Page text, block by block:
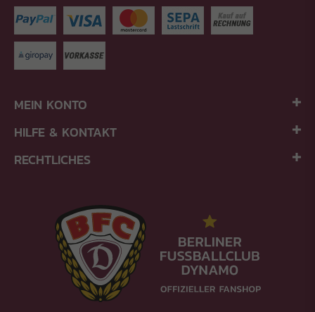
MEIN KONTO
HILFE & KONTAKT
RECHTLICHES